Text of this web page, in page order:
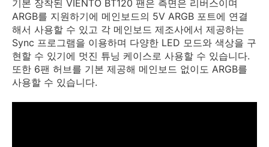
기본 장착된 VIENTO BT120 팬은 측면은 리버스이며
ARGB를 지원하기에 메인보드의 5V ARGB 포트에 연결
해서 사용할 수 있고 각 메인보드 제조사에서 제공하는
Sync 프로그램을 이용하며 다양한 LED 모드와 색상을 구
현할 수 있기에 멋진 튜닝 케이스로 사용할 수 있습니다.
또한 6팬 허브를 기본 제공해 메인보드 없이도 ARGB를
사용할 수 있습니다.